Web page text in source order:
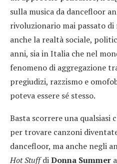
sulla musica da dancefloor
rivoluzionario mai passato
anche la realtà sociale,
anni, sia in Italia che nel
fenomeno di aggregazione
pregiudizi, razzismo e
poteva essere sé stesso.
Basta scorrere una qualsiasi
per trovare canzoni
dancefloor, ma anche negli
Hot StuffdiDonna Summer a